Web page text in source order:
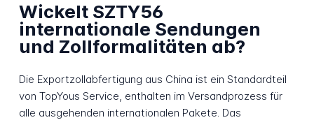
Wickelt SZTY56
internationale Sendungen
und Zollformalitäten ab?
Die Exportzollabfertigung aus China ist ein Standardteil
von TopYous Service, enthalten im Versandprozess für
alle ausgehenden internationalen Pakete. Das